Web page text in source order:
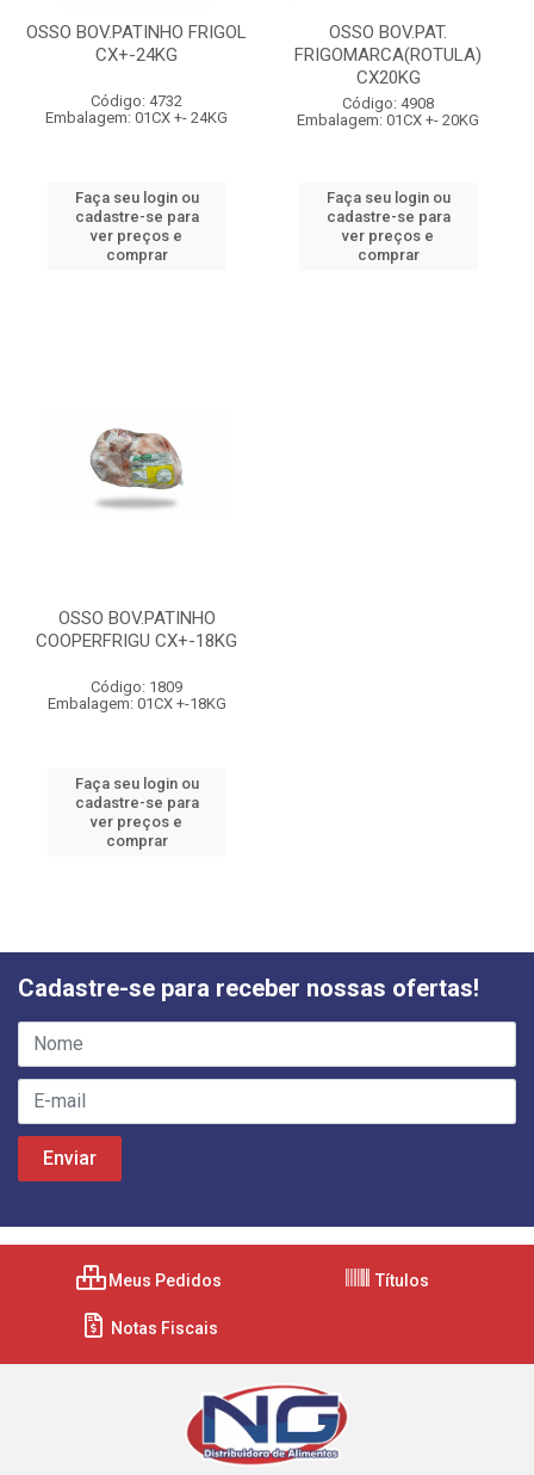
OSSO BOV.PATINHO FRIGOL
CX+-24KG
Código: 4732
Embalagem: 01CX +- 24KG
Faça seu login ou
cadastre-se para
ver preços e
comprar
OSSO BOV.PAT.
FRIGOMARCA(ROTULA)
CX20KG
Código: 4908
Embalagem: 01CX +- 20KG
Faça seu login ou
cadastre-se para
ver preços e
comprar
OSSO BOV.PATINHO
COOPERFRIGU CX+-18KG
Código: 1809
Embalagem: 01CX +-18KG
Faça seu login ou
cadastre-se para
ver preços e
comprar
Cadastre-se para receber nossas ofertas!
Meus Pedidos Títulos
Notas Fiscais